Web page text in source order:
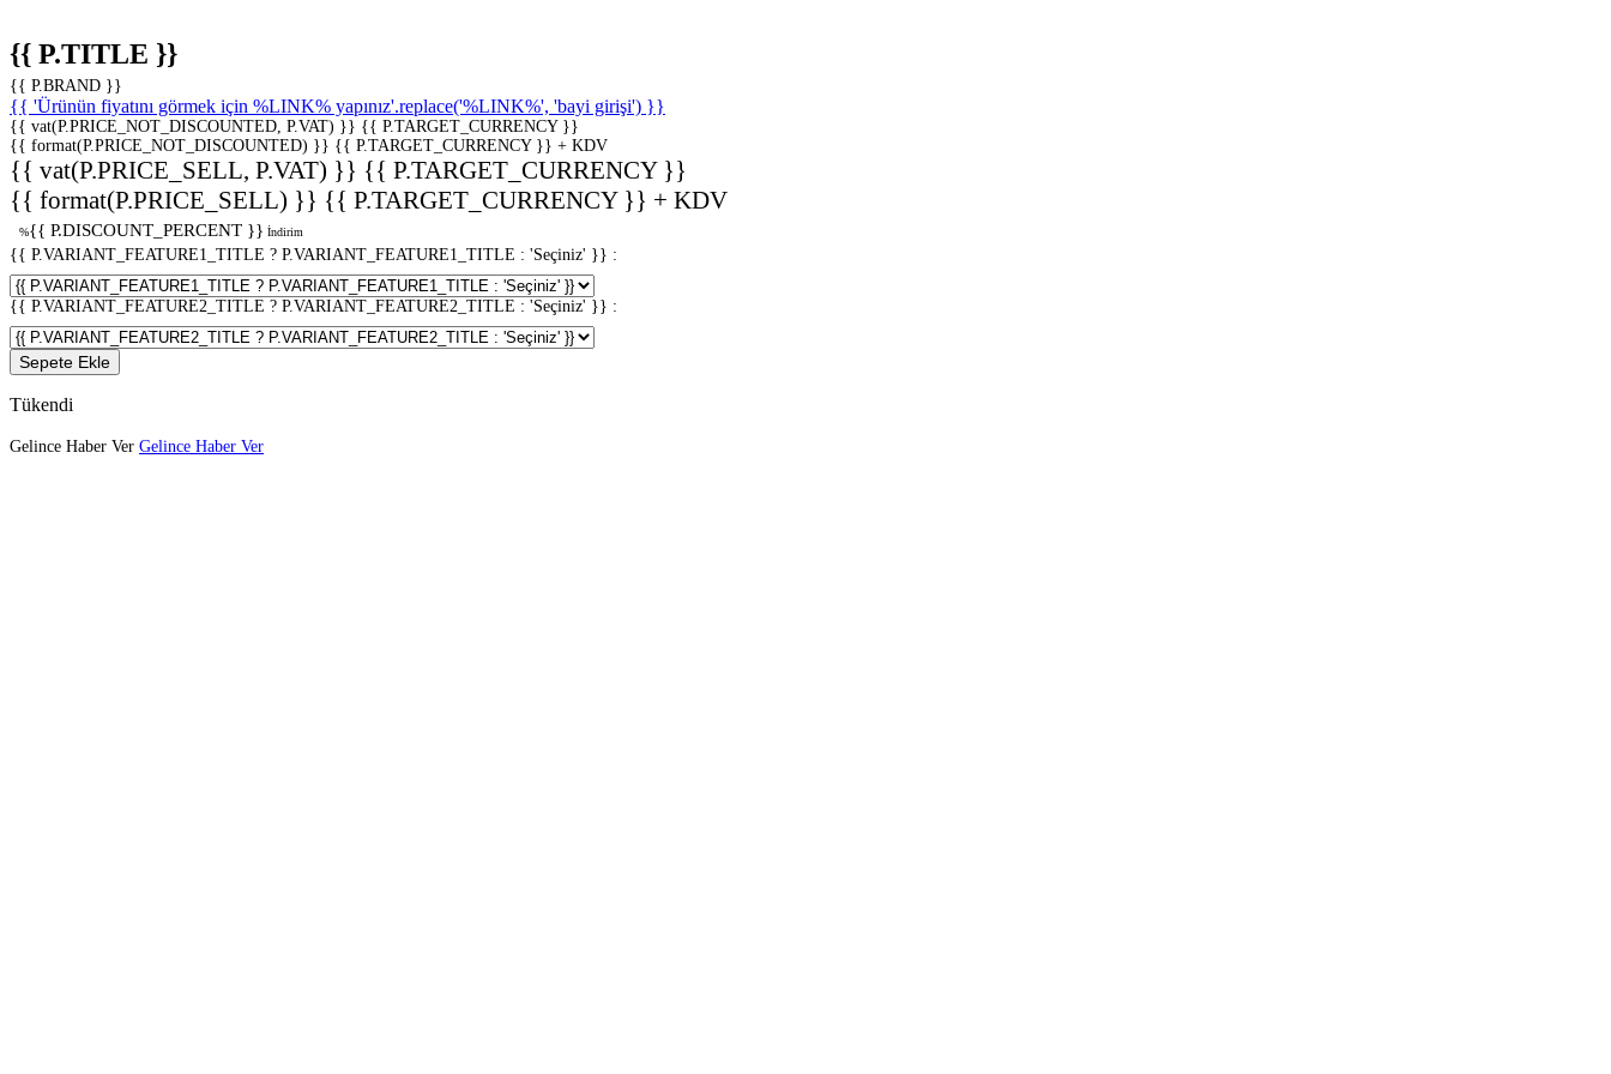
{{ P.TITLE }}
{{ P.BRAND }}
{{ 'Ürünün fiyatını görmek için %LINK% yapınız'.replace('%LINK%', 'bayi girişi') }}
{{ vat(P.PRICE_NOT_DISCOUNTED, P.VAT) }} {{ P.TARGET_CURRENCY }}
{{ format(P.PRICE_NOT_DISCOUNTED) }} {{ P.TARGET_CURRENCY }} + KDV
{{ vat(P.PRICE_SELL, P.VAT) }} {{ P.TARGET_CURRENCY }}
{{ format(P.PRICE_SELL) }} {{ P.TARGET_CURRENCY }} + KDV
%{{ P.DISCOUNT_PERCENT }} İndirim
{{ P.VARIANT_FEATURE1_TITLE ? P.VARIANT_FEATURE1_TITLE : 'Seçiniz' }} :
{{ P.VARIANT_FEATURE2_TITLE ? P.VARIANT_FEATURE2_TITLE : 'Seçiniz' }} :
Sepete Ekle
Tükendi
Gelince Haber Ver Gelince Haber Ver